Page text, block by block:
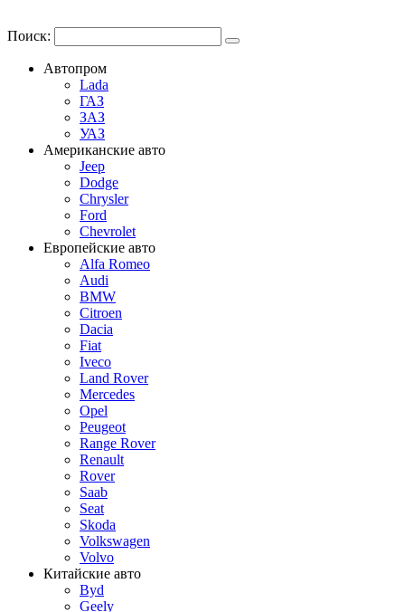
Поиск:
Автопром
Lada
ГАЗ
ЗАЗ
УАЗ
Американские авто
Jeep
Dodge
Chrysler
Ford
Chevrolet
Европейские авто
Alfa Romeo
Audi
BMW
Citroen
Dacia
Fiat
Iveco
Land Rover
Mercedes
Opel
Peugeot
Range Rover
Renault
Rover
Saab
Seat
Skoda
Volkswagen
Volvo
Китайские авто
Byd
Geely